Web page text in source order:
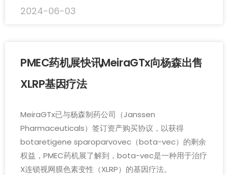
2024-06-03
PMEC药机展快讯MeiraGTx向杨森出售
XLRP基因疗法
MeiraGTx已与杨森制药公司（Janssen
Pharmaceuticals）签订资产购买协议，以获得
botaretigene sparoparvovec（bota-vec）的剩余
权益，PMEC药机展了解到，bota-vec是一种用于治疗
X连锁视网膜色素变性（XLRP）的基因疗法。